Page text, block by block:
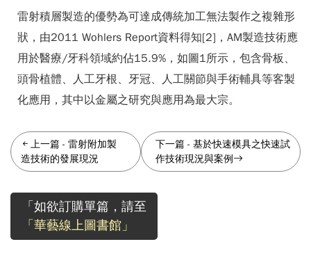
雷射積層製造的優勢為可達成傳統加工無法製作之複雜形
狀，由2011 Wohlers Report資料得知[2]，AM製造技術應
用於醫療/牙科領域約佔15.9%，如圖1所示，包含骨板、
頭骨植體、人工牙根、牙冠、人工關節與手術輔具等客製
化應用，其中以金屬之研究與應用為最大宗。
上一篇 - 雷射附加製
造技術的發展現況
下一篇- 基於快速模具之快速試
作技術現況與案例
「如欲訂購單篇，請至
「華藝線上圖書館」